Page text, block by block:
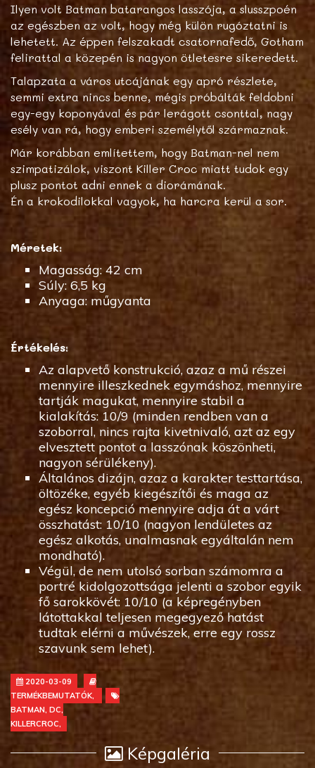
Ilyen volt Batman batarangos lasszója, a slusszpoén
az egészben az volt, hogy még külön rugóztatni is
lehetett. Az éppen felszakadt csatornafedő, Gotham
felirattal a közepén is nagyon ötletesre sikeredett.
Talapzata a város utcájának egy apró részlete,
semmi extra nincs benne, mégis próbálták feldobni
egy-egy koponyával és pár lerágott csonttal, nagy
esély van rá, hogy emberi személytől származnak.
Már korábban említettem, hogy Batman-nel nem
szimpatizálok, viszont Killer Croc miatt tudok egy
plusz pontot adni ennek a diorámának.
Én a krokodilokkal vagyok, ha harcra kerül a sor.
Méretek:
Magasság: 42 cm
Súly: 6,5 kg
Anyaga: műgyanta
Értékelés:
Az alapvető konstrukció, azaz a mű részei
mennyire illeszkednek egymáshoz, mennyire
tartják magukat, mennyire stabil a
kialakítás: 10/9 (minden rendben van a
szoborral, nincs rajta kivetnivaló, azt az egy
elvesztett pontot a lasszónak köszönheti,
nagyon sérülékeny).
Általános dizájn, azaz a karakter testtartása,
öltözéke, egyéb kiegészítői és maga az
egész koncepció mennyire adja át a várt
összhatást: 10/10 (nagyon lendületes az
egész alkotás, unalmasnak egyáltalán nem
mondható).
Végül, de nem utolsó sorban számomra a
portré kidolgozottsága jelenti a szobor egyik
fő sarokkövét: 10/10 (a képregényben
látottakkal teljesen megegyező hatást
tudtak elérni a művészek, erre egy rossz
szavunk sem lehet).
2020-03-09
TERMÉKBEMUTATÓK,
BATMAN, DC,
KILLERCROC,
Képgaléria